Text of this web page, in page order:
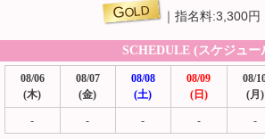
GOLD 指名料:3,300円
SCHEDULE (スケジュー
08/06
(木)
08/07
(金)
08/08
(土)
08/09
(日)
08/
(月)
- - - - -